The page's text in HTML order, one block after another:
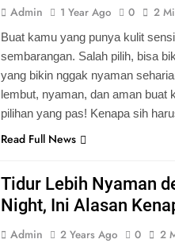
Admin 1 Year Ago 0 2
Buat kamu yang punya kulit
sembarangan. Salah pilih, bisa
yang bikin nggak nyaman
lembut, nyaman, dan aman buat
pilihan yang pas! Kenapa sih
Read Full News
Tidur Lebih Nyaman
Night, Ini Alasan
Admin 2 Years Ago 0 2